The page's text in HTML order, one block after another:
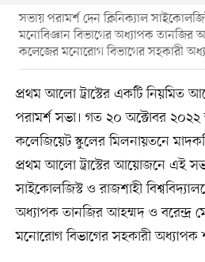
সভায় পরামর্শ দেন ক্লিনিক্যাল
মনোবিজ্ঞান বিভাগের অধ্যাপক তানজির
কলেজের মনোরোগ বিভাগের সহকারী
প্রথম আলো ট্রাস্টের একটি নিয়মিত
পরামর্শ সভা। গত ২০ অক্টোবর ২০২২
কলেজিয়েট স্কুলের মিলনায়তনে
প্রথম আলো ট্রাস্টের আয়োজনে এই
সাইকোলজিস্ট ও রাজশাহী
অধ্যাপক তানজির আহম্মদ ও বরেন্দ্র
মনোরোগ বিভাগের সহকারী